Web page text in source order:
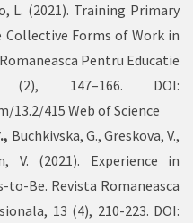
L. (2021). Training Primary
Collective Forms of Work in
Pentru Educatie
(2), 147–166. DOI:
13.2/415 Web of Science
Buchkivska, G., Greskova, V.,
V. (2021). Experience in
to-Be. Revista Romaneasca
13 (4), 210-223. DOI: